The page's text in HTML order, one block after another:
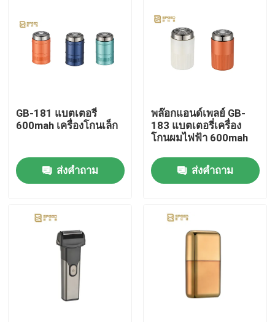
แสดง VR
ทัวร์โรงงาน
ควบคุมคุณภาพ
เครื่องตัดผมมืออาชีพ
GB-181 แบตเตอรี่
600mah เครื่องโกนเล็ก
ส่งคำถาม
พล๊อกแอนด์เพลย์ GB-
183 แบตเตอรี่เครื่อง
โกนผมไฟฟ้า 600mah
ส่งคำถาม